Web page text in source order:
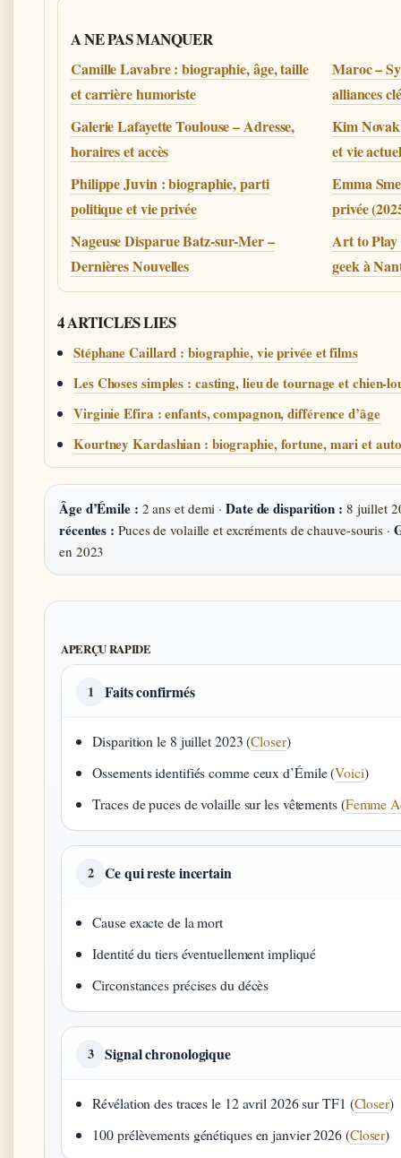
A NE PAS MANQUER
Camille Lavabre : biographie, âge, taille
et carrière humoriste
Maroc –
alliances
Galerie Lafayette Toulouse – Adresse,
horaires et accès
Kim
et vie
Philippe Juvin : biographie, parti
politique et vie privée
Emma
privée
Nageuse Disparue Batz-sur-Mer –
Dernières Nouvelles
Art to Play
geek à
4 ARTICLES LIES
Stéphane Caillard : biographie, vie privée et films
Les Choses simples : casting, lieu de tournage et chien-
Virginie Efira : enfants, compagnon, différence d’âge
Kourtney Kardashian : biographie, fortune, mari et
Âge d’Émile : 2 ans et demi ·Date de disparition : 8 juillet
récentes : Puces de volaille et excréments de chauve-souris ·
en 2023
APERÇU RAPIDE
1 Faits confirmés
Disparition le 8 juillet 2023 (Closer)
Ossements identifiés comme ceux d’Émile (Voici)
Traces de puces de volaille sur les vêtements (Femme
2 Ce qui reste incertain
Cause exacte de la mort
Identité du tiers éventuellement impliqué
Circonstances précises du décès
3 Signal chronologique
Révélation des traces le 12 avril 2026 sur TF1 (Closer)
100 prélèvements génétiques en janvier 2026 (Closer)